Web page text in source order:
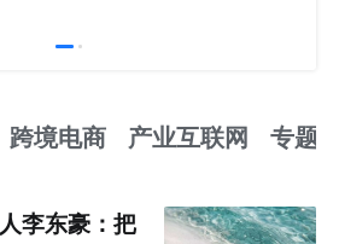
跨境电商 产业互联网 专题
李东豪：把